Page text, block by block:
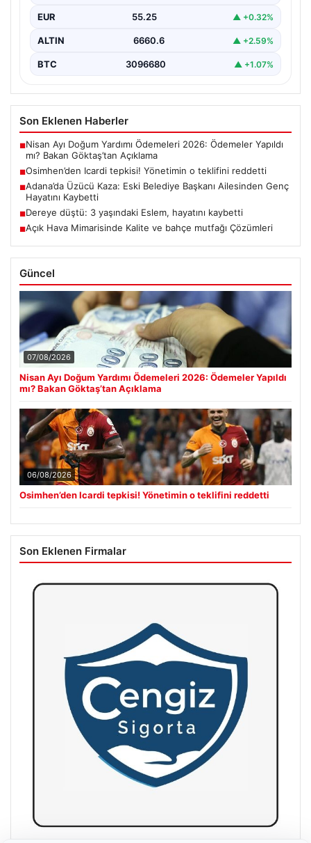
EUR 55.25 ▲ +0.32%
ALTIN 6660.6 ▲ +2.59%
BTC 3096680 ▲ +1.07%
Son Eklenen Haberler
■Nisan Ayı Doğum Yardımı Ödemeleri 2026: Ödemeler Yapıldı
mı? Bakan Göktaş’tan Açıklama
■Osimhen’den Icardi tepkisi! Yönetimin o teklifini reddetti
■Adana’da Üzücü Kaza: Eski Belediye Başkanı Ailesinden Genç
Hayatını Kaybetti
■Dereye düştü: 3 yaşındaki Eslem, hayatını kaybetti
■Açık Hava Mimarisinde Kalite ve bahçe mutfağı Çözümleri
Güncel
07/08/2026
Nisan Ayı Doğum Yardımı Ödemeleri 2026: Ödemeler Yapıldı
mı? Bakan Göktaş’tan Açıklama
06/08/2026
Osimhen’den Icardi tepkisi! Yönetimin o teklifini reddetti
Son Eklenen Firmalar